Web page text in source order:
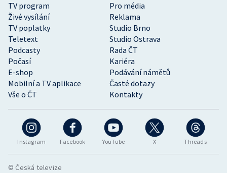
Instagram Facebook YouTube X Threads
TV program
Pro média
Živé vysílání
Reklama
TV poplatky
Studio Brno
Teletext
Studio Ostrava
Podcasty
Rada ČT
Počasí
Kariéra
E-shop
Podávání námětů
Mobilní a TV aplikace
Časté dotazy
Vše o ČT
Kontakty
© Česká televize